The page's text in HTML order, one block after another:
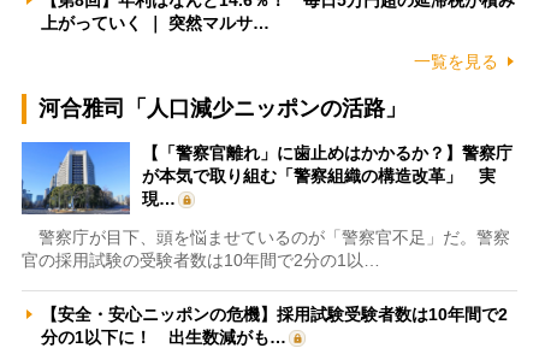
上がっていく ｜ 突然マルサ…
一覧を見る
河合雅司「人口減少ニッポンの活路」
【「警察官離れ」に歯止めはかかるか？】警察庁
が本気で取り組む「警察組織の構造改革」 実
現…
警察庁が目下、頭を悩ませているのが「警察官不足」だ。警察
官の採用試験の受験者数は10年間で2分の1以…
【安全・安心ニッポンの危機】採用試験受験者数は10年間で2
分の1以下に！ 出生数減がも…